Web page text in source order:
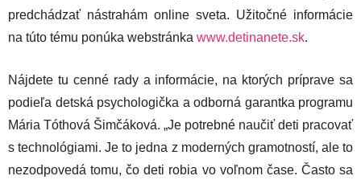
predchádzať nástrahám online sveta. Užitočné informácie
na túto tému ponúka webstránka www.detinanete.sk.
Nájdete tu cenné rady a informácie, na ktorých príprave sa
podieľa detská psychologička a odborná garantka programu
Mária Tóthová Šimčáková. „Je potrebné naučiť deti pracovať
s technológiami. Je to jedna z moderných gramotností, ale to
nezodpovedá tomu, čo deti robia vo voľnom čase. Často sa